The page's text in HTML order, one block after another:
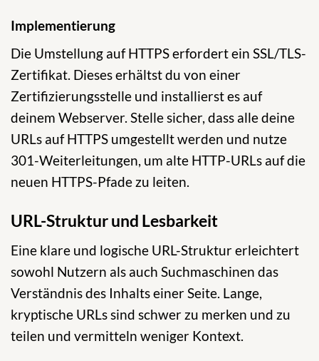
Implementierung
Die Umstellung auf HTTPS erfordert ein SSL/TLS-
Zertifikat. Dieses erhältst du von einer
Zertifizierungsstelle und installierst es auf
deinem Webserver. Stelle sicher, dass alle deine
URLs auf HTTPS umgestellt werden und nutze
301-Weiterleitungen, um alte HTTP-URLs auf die
neuen HTTPS-Pfade zu leiten.
URL-Struktur und Lesbarkeit
Eine klare und logische URL-Struktur erleichtert
sowohl Nutzern als auch Suchmaschinen das
Verständnis des Inhalts einer Seite. Lange,
kryptische URLs sind schwer zu merken und zu
teilen und vermitteln weniger Kontext.